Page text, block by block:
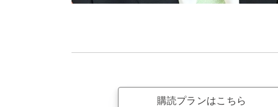
購読プランはこちら